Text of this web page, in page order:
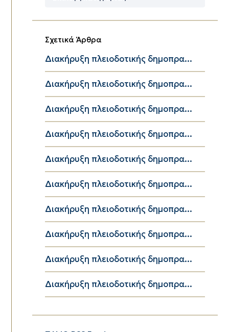
Σχετικά Άρθρα
Διακήρυξη πλειοδοτικής δημοπρα...
Διακήρυξη πλειοδοτικής δημοπρα...
Διακήρυξη πλειοδοτικής δημοπρα...
Διακήρυξη πλειοδοτικής δημοπρα...
Διακήρυξη πλειοδοτικής δημοπρα...
Διακήρυξη πλειοδοτικής δημοπρα...
Διακήρυξη πλειοδοτικής δημοπρα...
Διακήρυξη πλειοδοτικής δημοπρα...
Διακήρυξη πλειοδοτικής δημοπρα...
Διακήρυξη πλειοδοτικής δημοπρα...